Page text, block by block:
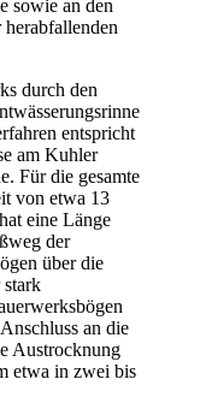
sowie an den
durch den
entspricht
am Kuhler
Für die gesamte
von etwa 13
eine Länge
der
über die
stark
an die
Austrocknung
etwa in zwei bis